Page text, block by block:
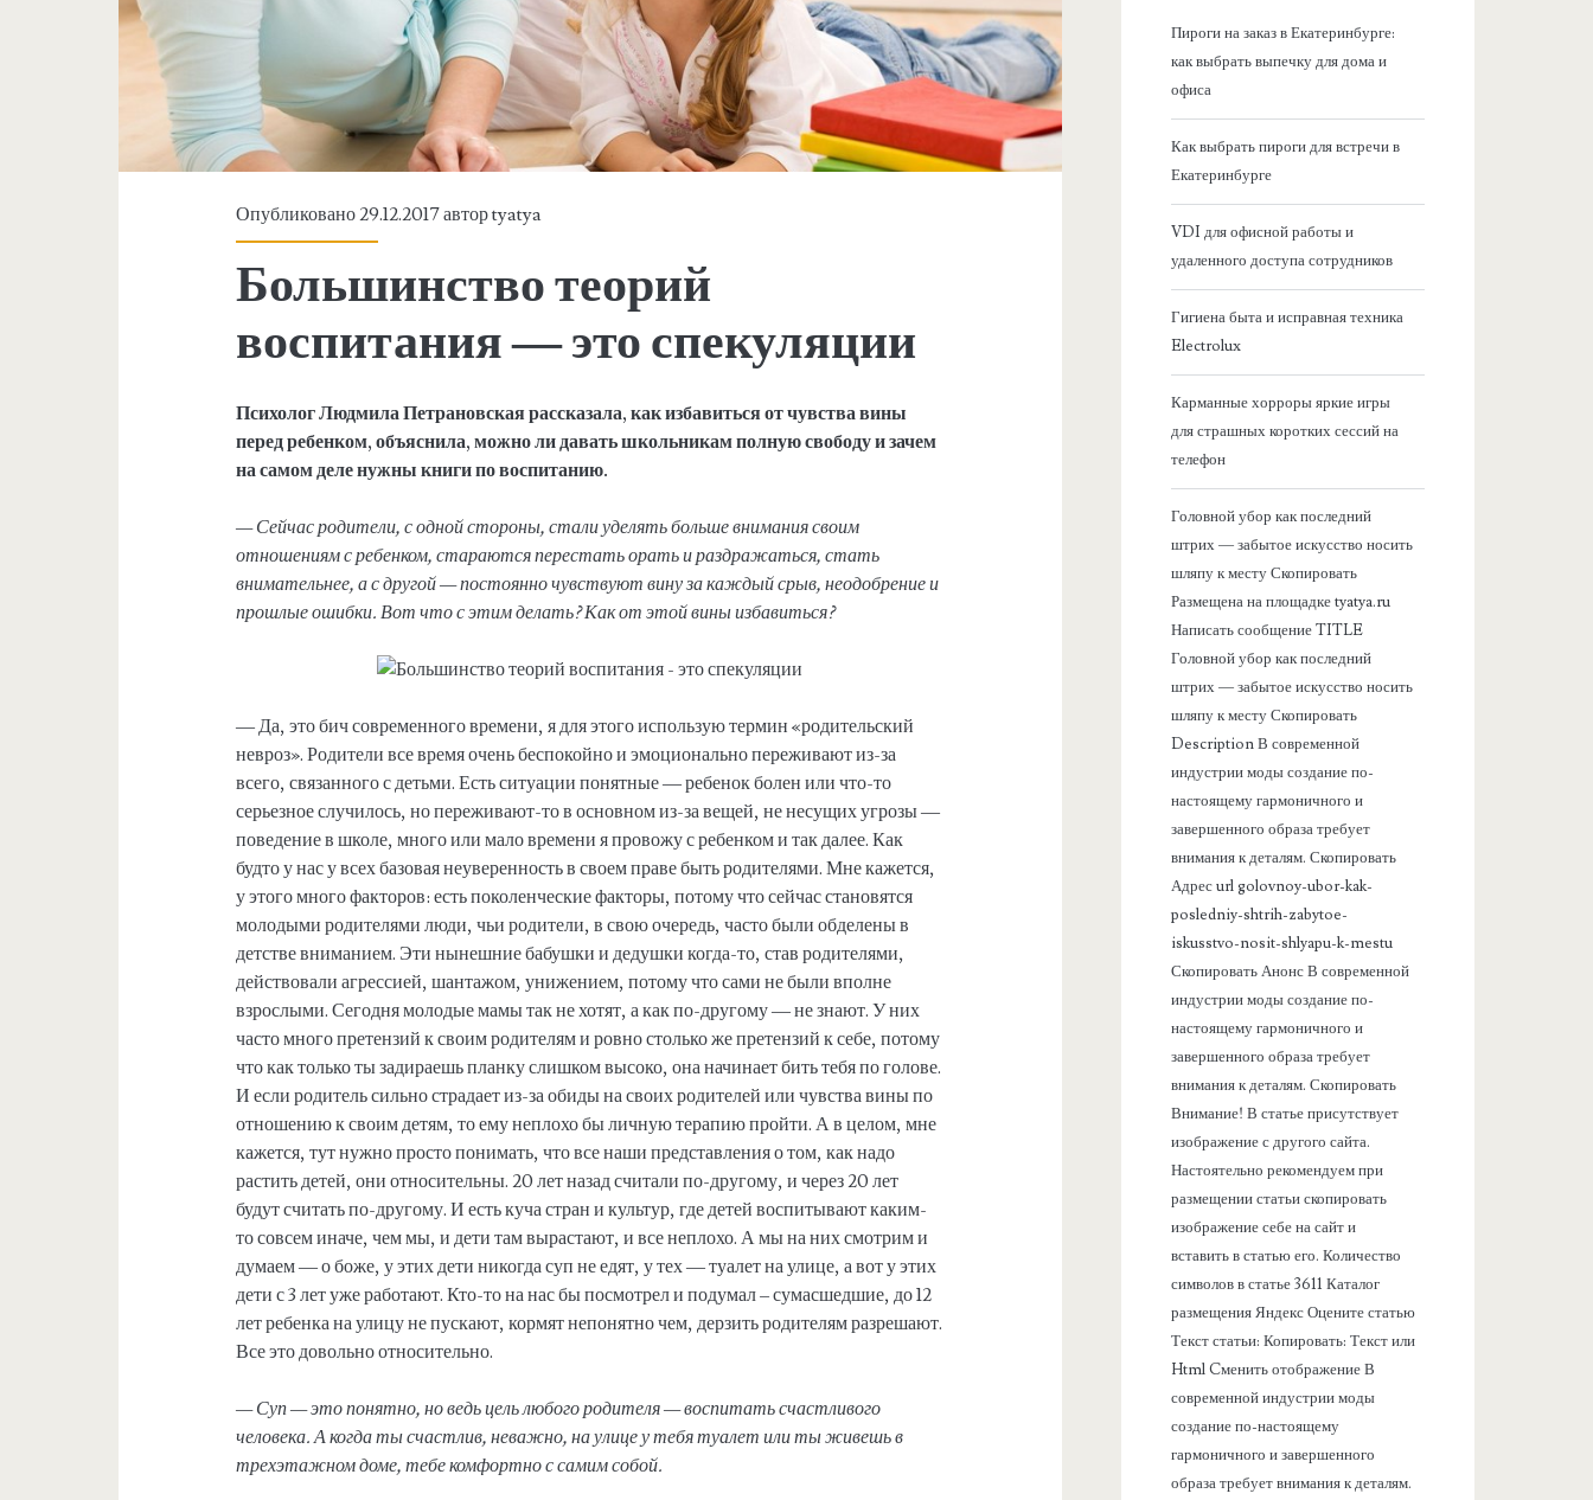
Опубликовано 29.12.2017 авторtyatya
Большинство теорий
воспитания — это спекуляции
Психолог Людмила Петрановская рассказала, как избавиться от чувства вины
перед ребенком, объяснила, можно ли давать школьникам полную свободу и зачем
на самом деле нужны книги по воспитанию.
— Сейчас родители, с одной стороны, стали уделять больше внимания своим
отношениям с ребенком, стараются перестать орать и раздражаться, стать
внимательнее, а с другой — постоянно чувствуют вину за каждый срыв, неодобрение и
прошлые ошибки. Вот что с этим делать? Как от этой вины избавиться?
— Да, это бич современного времени, я для этого использую термин «родительский
невроз». Родители все время очень беспокойно и эмоционально переживают из-за
всего, связанного с детьми. Есть ситуации понятные — ребенок болен или что-то
серьезное случилось, но переживают-то в основном из-за вещей, не несущих угрозы —
поведение в школе, много или мало времени я провожу с ребенком и так далее. Как
будто у нас у всех базовая неуверенность в своем праве быть родителями. Мне кажется,
у этого много факторов: есть поколенческие факторы, потому что сейчас становятся
молодыми родителями люди, чьи родители, в свою очередь, часто были обделены в
детстве вниманием. Эти нынешние бабушки и дедушки когда-то, став родителями,
действовали агрессией, шантажом, унижением, потому что сами не были вполне
взрослыми. Сегодня молодые мамы так не хотят, а как по-другому — не знают. У них
часто много претензий к своим родителям и ровно столько же претензий к себе, потому
что как только ты задираешь планку слишком высоко, она начинает бить тебя по голове.
И если родитель сильно страдает из-за обиды на своих родителей или чувства вины по
отношению к своим детям, то ему неплохо бы личную терапию пройти. А в целом, мне
кажется, тут нужно просто понимать, что все наши представления о том, как надо
растить детей, они относительны. 20 лет назад считали по-другому, и через 20 лет
будут считать по-другому. И есть куча стран и культур, где детей воспитывают каким-
то совсем иначе, чем мы, и дети там вырастают, и все неплохо. А мы на них смотрим и
думаем — о боже, у этих дети никогда суп не едят, у тех — туалет на улице, а вот у этих
дети с 3 лет уже работают. Кто-то на нас бы посмотрел и подумал – сумасшедшие, до 12
лет ребенка на улицу не пускают, кормят непонятно чем, дерзить родителям разрешают.
Все это довольно относительно.
— Суп — это понятно, но ведь цель любого родителя — воспитать счастливого
человека. А когда ты счастлив, неважно, на улице у тебя туалет или ты живешь в
трехэтажном доме, тебе комфортно с самим собой.
Пироги на заказ в Екатеринбурге:
как выбрать выпечку для дома и
офиса
Как выбрать пироги для встречи в
Екатеринбурге
VDI для офисной работы и
удаленного доступа сотрудников
Гигиена быта и исправная техника
Electrolux
Карманные хорроры яркие игры
для страшных коротких сессий на
телефон
Головной убор как последний
штрих — забытое искусство носить
шляпу к месту Скопировать
Размещена на площадке tyatya.ru
Написать сообщение TITLE
Головной убор как последний
штрих — забытое искусство носить
шляпу к месту Скопировать
Description В современной
индустрии моды создание по-
настоящему гармоничного и
завершенного образа требует
внимания к деталям. Скопировать
Адрес url golovnoy-ubor-kak-
posledniy-shtrih-zabytoe-
iskusstvo-nosit-shlyapu-k-mestu
Скопировать Анонс В современной
индустрии моды создание по-
настоящему гармоничного и
завершенного образа требует
внимания к деталям. Скопировать
Внимание! В статье присутствует
изображение с другого сайта.
Настоятельно рекомендуем при
размещении статьи скопировать
изображение себе на сайт и
вставить в статью его. Количество
символов в статье 3611 Каталог
размещения Яндекс Оцените статью
Текст статьи: Копировать: Текст или
Html Cменить отображение В
современной индустрии моды
создание по-настоящему
гармоничного и завершенного
образа требует внимания к деталям.